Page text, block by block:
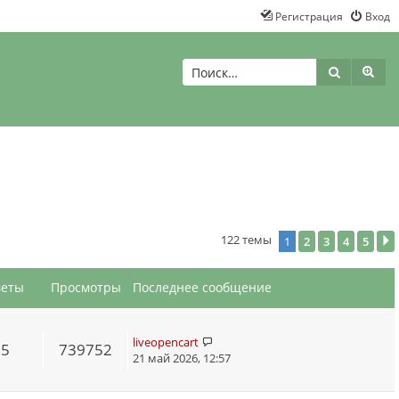
Вход
Регистрация
Поиск
122 темы 1 2 3 4 5
Просмотры Последнее сообщение
739752
liveopencart
21 май 2026, 12:57